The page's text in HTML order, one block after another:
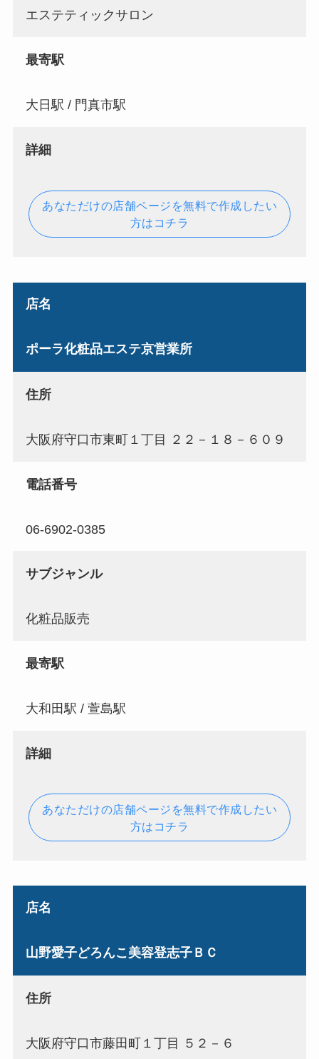
エステティックサロン
最寄駅
大日駅 / 門真市駅
詳細
あなただけの店舗ページを無料で作成したい
方はコチラ
店名
ポーラ化粧品エステ京営業所
住所
大阪府守口市東町１丁目 ２２－１８－６０９
電話番号
06-6902-0385
サブジャンル
化粧品販売
最寄駅
大和田駅 / 萱島駅
詳細
あなただけの店舗ページを無料で作成したい
方はコチラ
店名
山野愛子どろんこ美容登志子ＢＣ
住所
大阪府守口市藤田町１丁目 ５２－６